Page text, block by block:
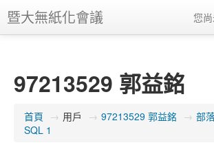
暨大無紙化會議 您
97213529 郭益銘
首頁 → 用戶 → 97213529 郭益銘 → 部
SQL 1